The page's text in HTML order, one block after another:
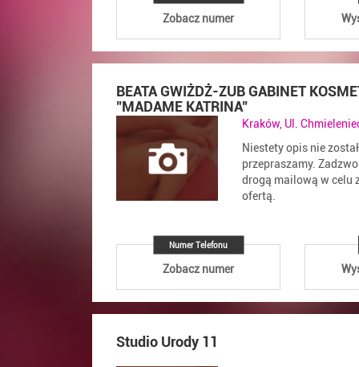
Zobacz numer
BEATA GWIŻDŻ-ZUB GABINET
"MADAME KATRINA"
Kraków, Ul.
Niestety opis nie
przepraszamy.
drogą mailową w celu
ofertą.
Numer Telefonu
Zobacz numer
Studio Urody 11